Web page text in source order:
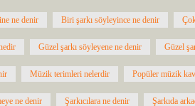
ne denir Biri şarkı söyleyince ne denir
Güzel şarkı söyleyene ne denir Güzel
Müzik terimleri nelerdir Popüler müzik
ne denir Şarkıcılara ne denir Şarkıda